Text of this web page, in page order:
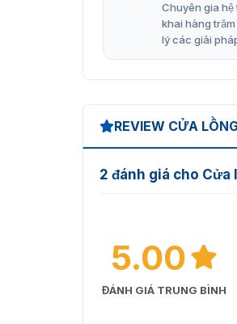
Chuyên gia hệ
khai hàng
lý các giải
REVIEW CỬA
2 đánh giá cho Cửa
5.00
ĐÁNH GIÁ TRUNG BÌNH